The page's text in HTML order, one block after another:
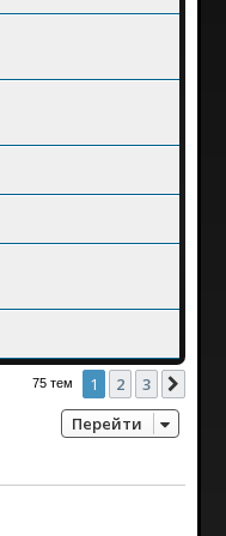
75 тем 1 2 3
Перейти